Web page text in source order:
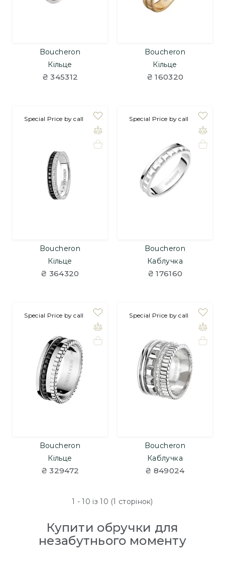
Boucheron
Кільце
₴ 345312
Boucheron
Кільце
₴ 160320
на замовлення
Special Price by call
Boucheron
Кільце
₴ 364320
на замовлення
Special Price by call
Boucheron
Каблучка
₴ 176160
на замовлення
Special Price by call
Boucheron
Кільце
₴ 329472
на замовлення
Special Price by call
Boucheron
Каблучка
₴ 849024
1 - 10 із 10 (1 сторінок)
Купити обручки для
незабутнього моменту